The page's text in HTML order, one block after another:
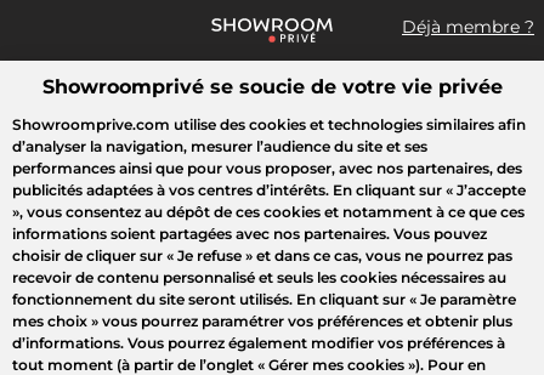
Déjà membre ?
Que recherchez-vous ?
Accueil Les jours de la Maison Mode Voyages
NOS COUPS DE COEUR
Sponsorisé
Showroomprivé se soucie de votre vie privée
Showroomprive.com utilise des cookies et technologies similaires afin
d’analyser la navigation, mesurer l’audience du site et ses
performances ainsi que pour vous proposer, avec nos partenaires, des
publicités adaptées à vos centres d’intérêts. En cliquant sur « J’accepte
», vous consentez au dépôt de ces cookies et notamment à ce que ces
informations soient partagées avec nos partenaires. Vous pouvez
choisir de cliquer sur « Je refuse » et dans ce cas, vous ne pourrez pas
recevoir de contenu personnalisé et seuls les cookies nécessaires au
fonctionnement du site seront utilisés. En cliquant sur « Je paramètre
mes choix » vous pourrez paramétrer vos préférences et obtenir plus
d’informations. Vous pourrez également modifier vos préférences à
tout moment (à partir de l’onglet « Gérer mes cookies »). Pour en